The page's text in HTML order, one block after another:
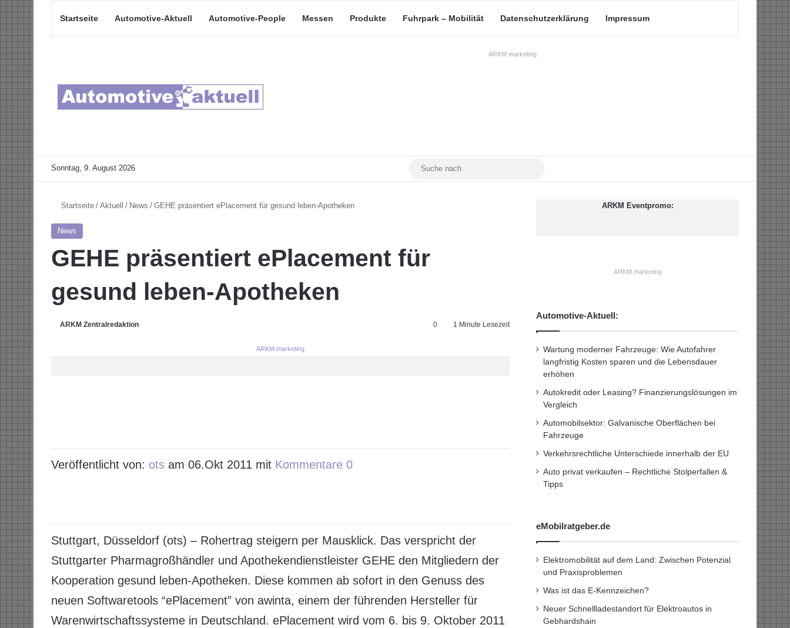
Startseite Automotive-Aktuell Automotive-People Messen Produkte Fuhrpark – Mobilität Datenschutzerklärung Impressum
ARKM.marketing
Sonntag, 9. August 2026 YouTubeMastodon
Startseite / Aktuell / News / GEHE präsentiert ePlacement für gesund leben-Apotheken
News
GEHE präsentiert ePlacement für
gesund leben-Apotheken
ARKM Zentralredaktion 0 1 Minute Lesezeit
ARKM.marketing
Veröffentlicht von: ots am 06.Okt 2011 mit Kommentare 0
Stuttgart, Düsseldorf (ots) – Rohertrag steigern per Mausklick. Das verspricht der
Stuttgarter Pharmagroßhändler und Apothekendienstleister GEHE den Mitgliedern der
Kooperation gesund leben-Apotheken. Diese kommen ab sofort in den Genuss des
neuen Softwaretools “ePlacement” von awinta, einem der führenden Hersteller für
Warenwirtschaftssysteme in Deutschland. ePlacement wird vom 6. bis 9. Oktober 2011
ARKM Eventpromo:
ARKM.marketing
Automotive-Aktuell:
Wartung moderner Fahrzeuge: Wie Autofahrer
langfristig Kosten sparen und die Lebensdauer
erhöhen
Autokredit oder Leasing? Finanzierungslösungen im
Vergleich
Automobilsektor: Galvanische Oberflächen bei
Fahrzeuge
Verkehrsrechtliche Unterschiede innerhalb der EU
Auto privat verkaufen – Rechtliche Stolperfallen &
Tipps
eMobilratgeber.de
Elektromobilität auf dem Land: Zwischen Potenzial
und Praxisproblemen
Was ist das E-Kennzeichen?
Neuer Schnellladestandort für Elektroautos in
Gebhardshain